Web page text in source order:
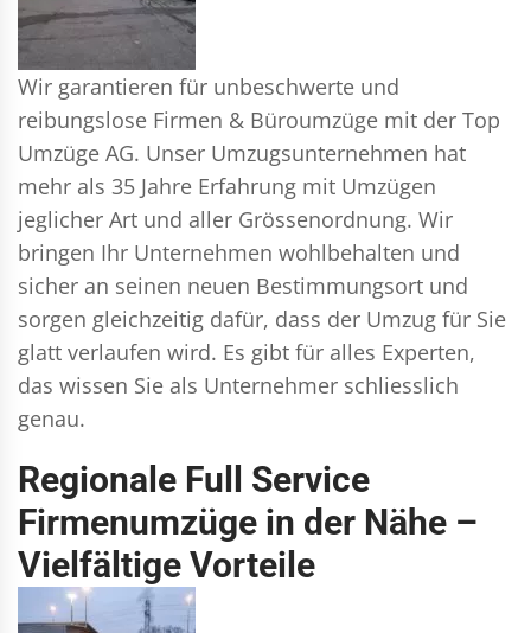
Wir garantieren für unbeschwerte und
reibungslose Firmen & Büroumzüge mit der Top
Umzüge AG. Unser Umzugsunternehmen hat
mehr als 35 Jahre Erfahrung mit Umzügen
jeglicher Art und aller Grössenordnung. Wir
bringen Ihr Unternehmen wohlbehalten und
sicher an seinen neuen Bestimmungsort und
sorgen gleichzeitig dafür, dass der Umzug für Sie
glatt verlaufen wird. Es gibt für alles Experten,
das wissen Sie als Unternehmer schliesslich
genau.
Regionale Full Service
Firmenumzüge in der Nähe –
Vielfältige Vorteile